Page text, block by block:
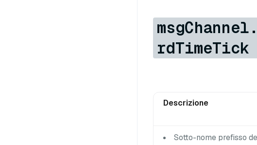
rdTimeTick
Descrizione
Sotto-nome prefisso